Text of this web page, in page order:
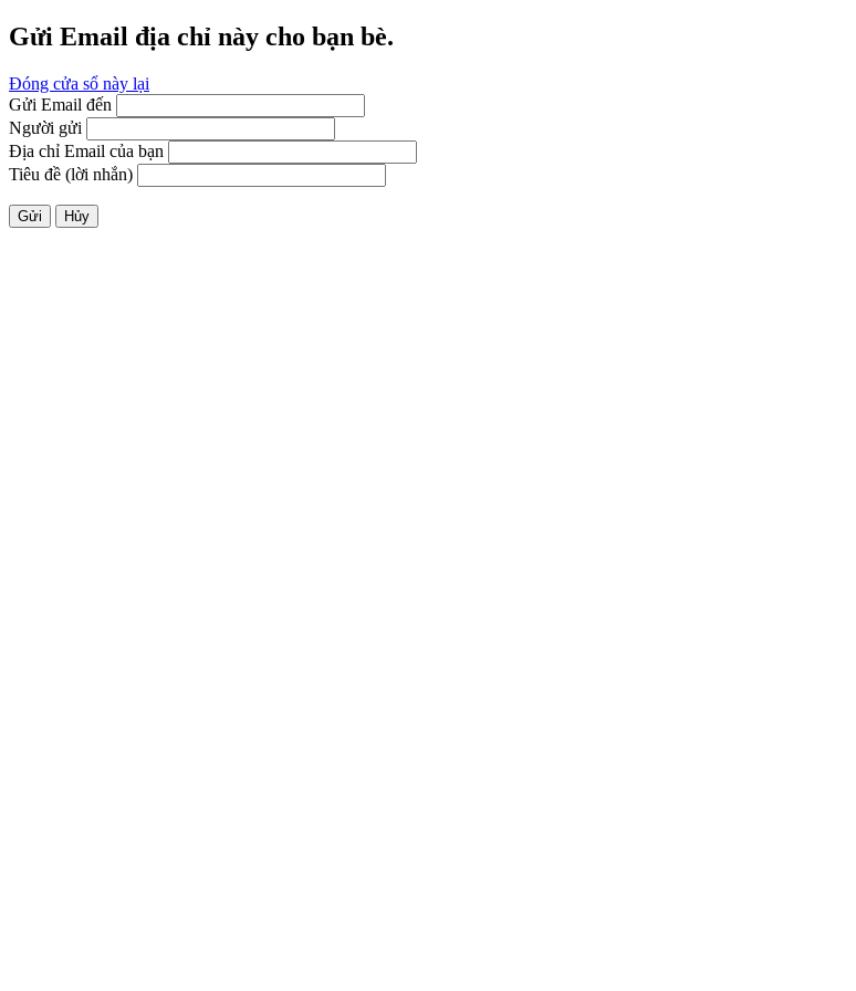
Gửi Email địa chỉ này cho bạn bè.
Đóng cửa sổ này lại
Gửi Email đến
Người gửi
Địa chỉ Email của bạn
Tiêu đề (lời nhắn)
Gửi Hủy